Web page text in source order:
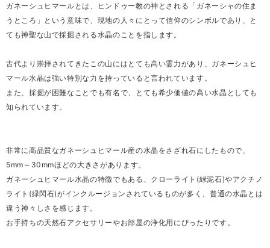
ガネーシュヒマールとは、ヒンドゥー教の神とされる「ガネーシャの住ま
うところ」という意味で、現地の人々にとって信仰のシンボルであり、と
ても神聖な山で採掘される水晶のことを指します。
古代より崇拝されてきたこの山にはとても高い霊力があり、ガネーシュヒ
マール水晶は強い特別な力を持っていると言われています。
また、採掘が困難なことでも有名で、とても希少価値の高い水晶としても
知られています。
非常に高品質なガネーシュヒマール産の水晶をさざれ石にしたもので、
5mm～30mmほどの大きさがあります。
ガネーシュヒマール水晶の特徴でもある、クローライト(緑泥石)やアクチノ
ライト(緑閃石)がインクルージョンされているものが多く、普通の水晶とは
違う神々しさを感じます。
お手持ちの天然石アクセサリーやお部屋の浄化用にぴったりです。